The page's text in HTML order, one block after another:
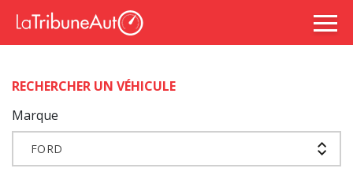
RECHERCHER UN VÉHICULE
Marque
FORD